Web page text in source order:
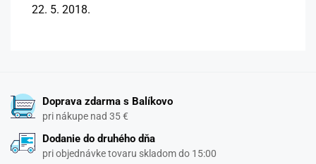
22. 5. 2018.
Doprava zdarma s Balíkovo
pri nákupe nad 35 €
Dodanie do druhého dňa
pri objednávke tovaru skladom do 15:00